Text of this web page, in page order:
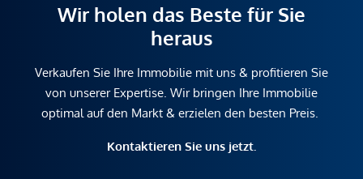
Wir holen das Beste für Sie
heraus
Verkaufen Sie Ihre Immobilie mit uns & profitieren Sie
von unserer Expertise. Wir bringen Ihre Immobilie
optimal auf den Markt & erzielen den besten Preis.
Kontaktieren Sie uns jetzt.